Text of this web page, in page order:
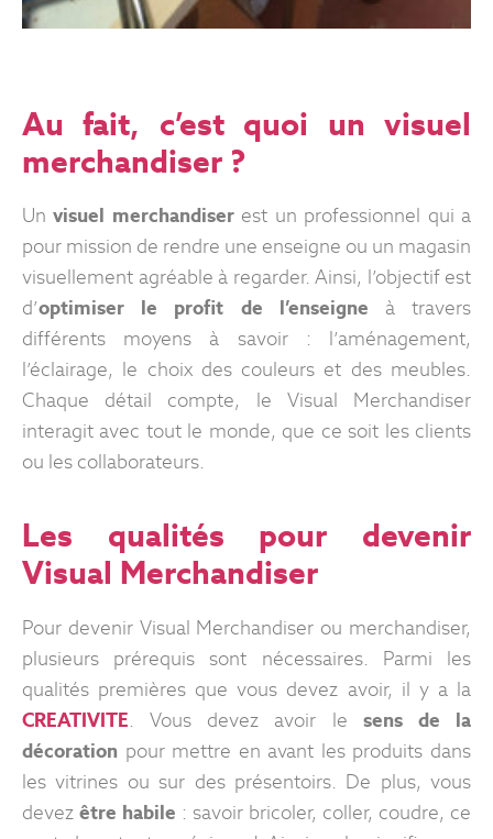
Au fait, c’est quoi un visuel
merchandiser ?
Unvisuel merchandiserest un professionnel qui a
pour mission de rendre une enseigne ou un magasin
visuellement agréable à regarder. Ainsi, l’objectif est
d’optimiser le profit de l’enseigne à travers
différents moyens à savoir : l’aménagement,
l’éclairage, le choix des couleurs et des meubles.
Chaque détail compte, le Visual Merchandiser
interagit avec tout le monde, que ce soit les clients
ou les collaborateurs.
Les qualités pour devenir
Visual Merchandiser
Pour devenir Visual Merchandiser ou merchandiser,
plusieurs prérequis sont nécessaires. Parmi les
qualités premières que vous devez avoir, il y a la
CREATIVITE. Vous devez avoir le sens de la
décoration pour mettre en avant les produits dans
les vitrines ou sur des présentoirs. De plus, vous
devez être habile : savoir bricoler, coller, coudre, ce